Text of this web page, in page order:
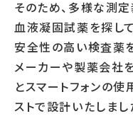
そのため、多様な測
血液凝固試薬を探し
安全性の高い検査薬
メーカーや製薬会社
とスマートフォンの
ストで設計いたしまし